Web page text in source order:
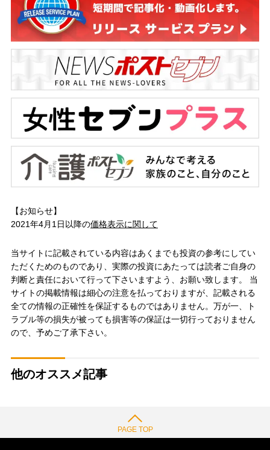
【お知らせ】
2021年4月1日以降の価格表示に関して
当サイトに記載されている内容はあくまでも投資の参考にしてい
ただくためのものであり、実際の投資にあたっては読者ご自身の
判断と責任において行って下さいますよう、お願い致します。 当
サイトの掲載情報は細心の注意を払っておりますが、記載される
全ての情報の正確性を保証するものではありません。万が一、ト
ラブル等の損失が被っても損害等の保証は一切行っておりません
ので、予めご了承下さい。
他のオススメ記事
PAGE TOP